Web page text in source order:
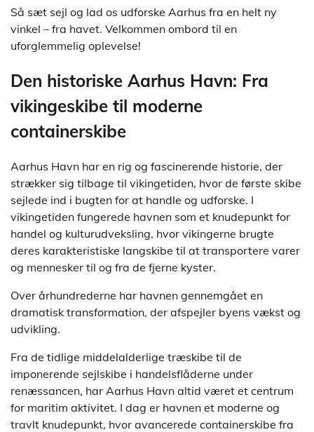
Så sæt sejl og lad os udforske Aarhus fra en helt ny
vinkel – fra havet. Velkommen ombord til en
uforglemmelig oplevelse!
Den historiske Aarhus Havn: Fra
vikingeskibe til moderne
containerskibe
Aarhus Havn har en rig og fascinerende historie, der
strækker sig tilbage til vikingetiden, hvor de første skibe
sejlede ind i bugten for at handle og udforske. I
vikingetiden fungerede havnen som et knudepunkt for
handel og kulturudveksling, hvor vikingerne brugte
deres karakteristiske langskibe til at transportere varer
og mennesker til og fra de fjerne kyster.
Over århundrederne har havnen gennemgået en
dramatisk transformation, der afspejler byens vækst og
udvikling.
Fra de tidlige middelalderlige træskibe til de
imponerende sejlskibe i handelsflåderne under
renæssancen, har Aarhus Havn altid været et centrum
for maritim aktivitet. I dag er havnen et moderne og
travlt knudepunkt, hvor avancerede containerskibe fra